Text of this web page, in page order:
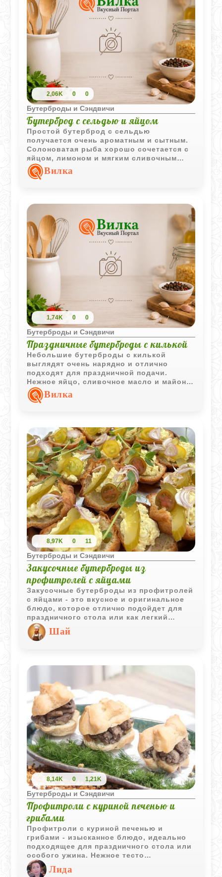
2,06K 0 0
Бутерброды и Сэндвичи
Бутерброд с сельдью и яйцом
Простой бутерброд с сельдью
получается очень ароматным и сытным.
Солоноватая рыба хорошо сочетается с
яйцом, лимоном и мягким сливочным
маслом, а свежая петрушка делает вкус
более ярким.
Вилка
1,74K 0 0
Бутерброды и Сэндвичи
Праздничные бутерброды с килькой
Небольшие бутерброды с килькой
выглядят очень нарядно и отлично
подходят для праздничной подачи.
Нежное яйцо, сливочное масло и майонез
хорошо сочетаются с солоноватой
рыбой, а яркое украшение делает закуску
Вилка
8,97K 0 11
Бутерброды и Сэндвичи
Закусочные бутерброды из
профитролей с яйцами
Закусочные бутерброды из профитролей
с яйцами - это вкусное и оригинальное
блюдо, которое отлично подойдет для
праздничного стола или как легкий
перекус. Профитроли, наполненные
нежным яичным кремом, могут быть
изысканности.
Шай
8,14K 0 1,21K
Бутерброды и Сэндвичи
Профитроли с куриной печенью и
грибами
Профитроли с куриной печенью и
грибами - изысканное блюдо, идеально
подходящее для праздничного стола или
особого ужина. Нежное тесто
профитролей в сочетании с насыщенной
начинкой из куриной печени и ароматных
Лида